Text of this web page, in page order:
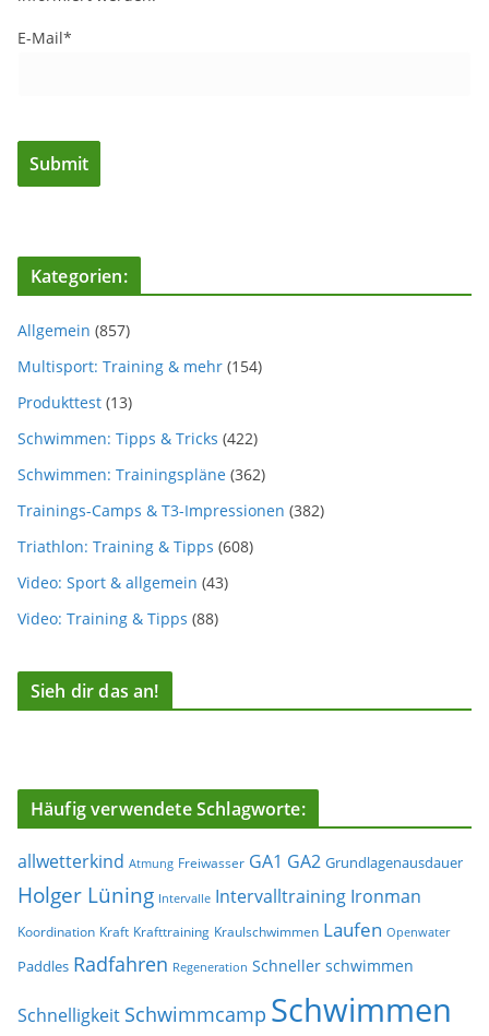
E-Mail*
Kategorien:
Allgemein (857)
Multisport: Training & mehr (154)
Produkttest (13)
Schwimmen: Tipps & Tricks (422)
Schwimmen: Trainingspläne (362)
Trainings-Camps & T3-Impressionen (382)
Triathlon: Training & Tipps (608)
Video: Sport & allgemein (43)
Video: Training & Tipps (88)
Sieh dir das an!
Häufig verwendete Schlagworte:
allwetterkind Atmung Freiwasser GA1 GA2 Grundlagenausdauer
Holger Lüning Intervalle Intervalltraining Ironman
Koordination Kraft Krafttraining Kraulschwimmen Laufen Openwater
Paddles Radfahren Regeneration Schneller schwimmen
Schnelligkeit Schwimmcamp Schwimmen